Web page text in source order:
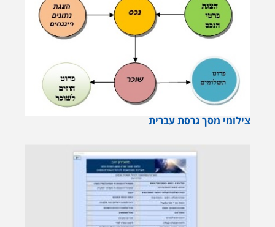
צילומי מסך גרסת עברית